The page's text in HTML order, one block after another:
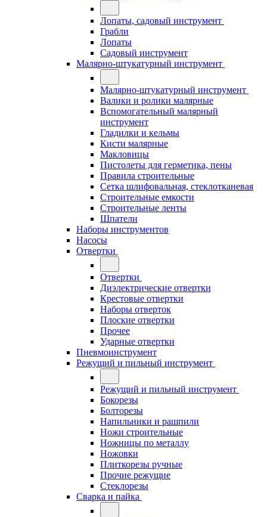
Лопаты, садовый инструмент
Грабли
Лопаты
Садовый инструмент
Малярно-штукатурный инструмент
Малярно-штукатурный инструмент
Валики и ролики малярные
Вспомогательный малярный
инструмент
Гладилки и кельмы
Кисти малярные
Макловицы
Пистолеты для герметика, пены
Правила строительные
Сетка шлифовальная, стеклотканевая
Строительные емкости
Строительные ленты
Шпатели
Наборы инструментов
Насосы
Отвертки
Отвертки
Диэлектрические отвертки
Крестовые отвертки
Наборы отверток
Плоские отвертки
Прочее
Ударные отвертки
Пневмоинструмент
Режущий и пильный инструмент
Режущий и пильный инструмент
Бокорезы
Болторезы
Напильники и рашпили
Ножи строительные
Ножницы по металлу
Ножовки
Плиткорезы ручные
Прочие режущие
Стеклорезы
Сварка и пайка